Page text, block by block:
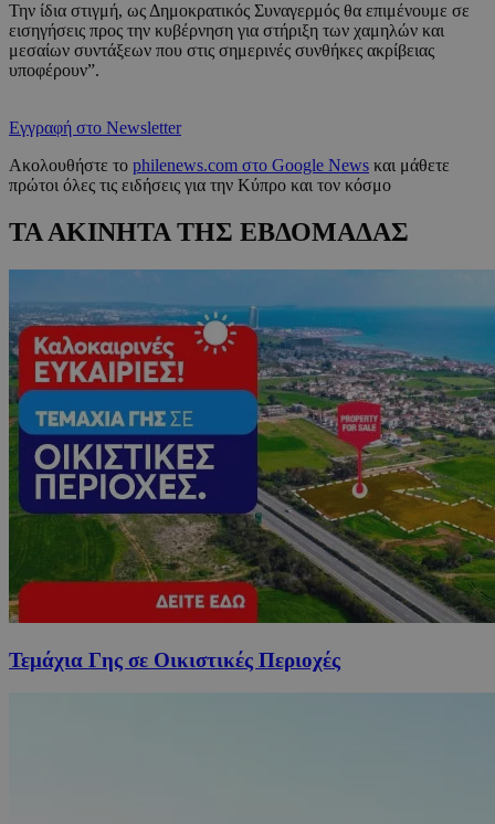
Την ίδια στιγμή, ως Δημοκρατικός Συναγερμός θα επιμένουμε σε
εισηγήσεις προς την κυβέρνηση για στήριξη των χαμηλών και
μεσαίων συντάξεων που στις σημερινές συνθήκες ακρίβειας
υποφέρουν”.
Εγγραφή στο Newsletter
Ακολουθήστε το philenews.com στο Google News και μάθετε
πρώτοι όλες τις ειδήσεις για την Κύπρο και τον κόσμο
ΤΑ ΑΚΙΝΗΤΑ ΤΗΣ ΕΒΔΟΜΑΔΑΣ
Τεμάχια Γης σε Οικιστικές Περιοχές